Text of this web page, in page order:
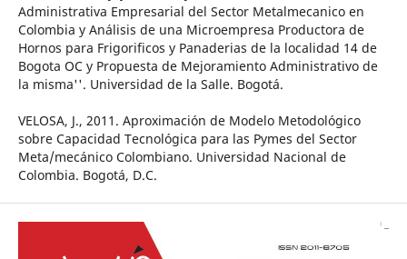
Administrativa Empresarial del Sector Metalmecanico en
Colombia y Análisis de una Microempresa Productora de
Hornos para Frigorificos y Panaderias de la localidad 14 de
Bogota OC y Propuesta de Mejoramiento Administrativo de
la misma''. Universidad de la Salle. Bogotá.
VELOSA, J., 2011. Aproximación de Modelo Metodológico
sobre Capacidad Tecnológica para las Pymes del Sector
Meta/mecánico Colombiano. Universidad Nacional de
Colombia. Bogotá, D.C.